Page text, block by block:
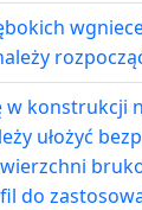
w konstrukcji
ułożyć
do